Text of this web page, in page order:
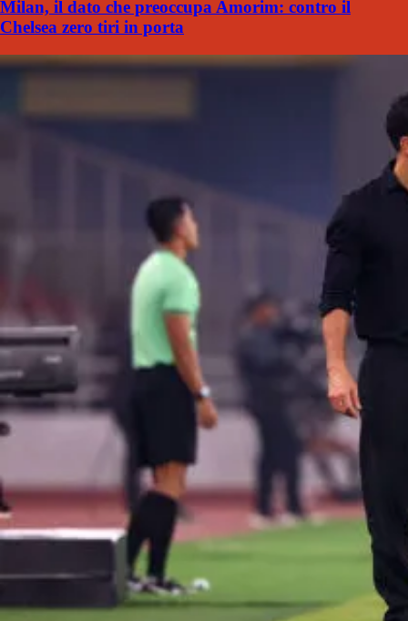
Milan, il dato che preoccupa Amorim: contro il
Chelsea zero tiri in porta